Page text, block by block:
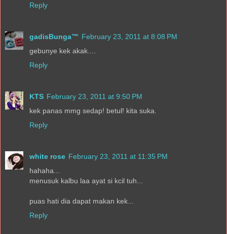
Reply
gadisBunga™ February 23, 2011 at 8:08 PM
gebunye kek akak....
Reply
KTS February 23, 2011 at 9:50 PM
kek panas mmg sedap! betul! kita suka.
Reply
white rose February 23, 2011 at 11:35 PM
hahaha...
menusuk kalbu laa ayat si kcil tuh...
puas hati dia dapat makan kek...
Reply